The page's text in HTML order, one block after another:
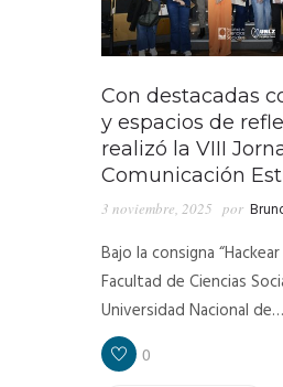
Con destacadas
y espacios de
realizó la VIII
Comunicación
3 noviembre, 2025 por
Bajo la consigna
Facultad de Ciencias
Universidad Nacional de…
0